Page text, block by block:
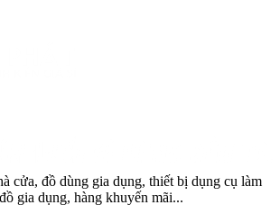
cửa, đồ dùng gia dụng, thiết bị dụng cụ làm
gia dụng, hàng khuyến mãi...